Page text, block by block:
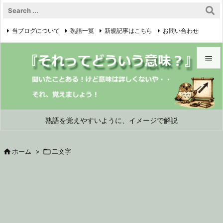
熟語を覚えやすいように、イメージで解説


メニュ


当ブログについて 熟語一覧 新規記事はこちら お問い合わせ
プライバシーポリシー 
 ホーム >  二文字